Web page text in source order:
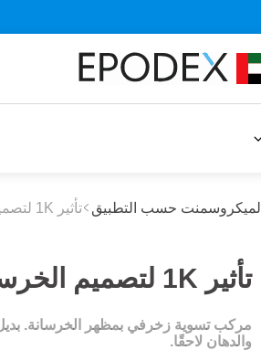
الميكروسمنت حسب التطبيق تأثير 1K لتصميم الخرسانة
تأثير 1K لتصميم الخرسانة - الصناعة
مركب تسوية زخرفي بمظهر الخرسانة.
والدهان لاحقًا.